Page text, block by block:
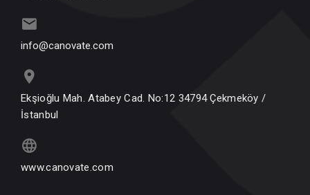
info@canovate.com
Ekşioğlu Mah. Atabey Cad. No:12 34794 Çekmeköy /
İstanbul
www.canovate.com